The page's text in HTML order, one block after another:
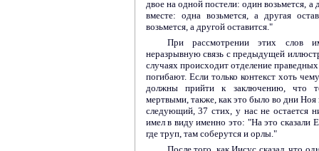
двое на одной постели: один возьмется, а
вместе: одна возьмется, а другая
возьмется, а другой оставится."
При рассмотрении этих слов
неразрывную связь с предыдущей
случаях происходит отделение
погибают. Если только контекст хоть
должны прийти к заключению, что
мертвыми, также, как это было во дни
следующий, 37 стих, у нас не остается
имел в виду именно это: "На это сказали
где труп, там соберутся и орлы."